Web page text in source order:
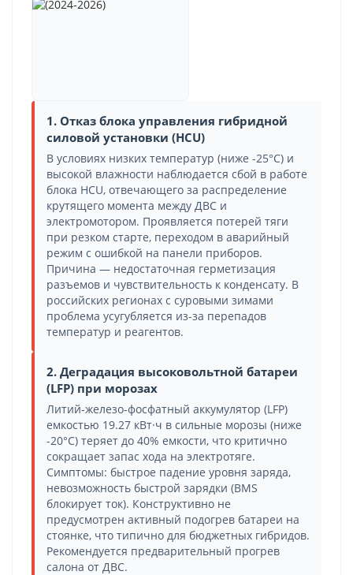
1. Отказ блока управления гибридной
силовой установки (HCU)
В условиях низких температур (ниже -25°C) и
высокой влажности наблюдается сбой в работе
блока HCU, отвечающего за распределение
крутящего момента между ДВС и
электромотором. Проявляется потерей тяги
при резком старте, переходом в аварийный
режим с ошибкой на панели приборов.
Причина — недостаточная герметизация
разъемов и чувствительность к конденсату. В
российских регионах с суровыми зимами
проблема усугубляется из-за перепадов
температур и реагентов.
2. Деградация высоковольтной батареи
(LFP) при морозах
Литий-железо-фосфатный аккумулятор (LFP)
емкостью 19.27 кВт·ч в сильные морозы (ниже
-20°C) теряет до 40% емкости, что критично
сокращает запас хода на электротяге.
Симптомы: быстрое падение уровня заряда,
невозможность быстрой зарядки (BMS
блокирует ток). Конструктивно не
предусмотрен активный подогрев батареи на
стоянке, что типично для бюджетных гибридов.
Рекомендуется предварительный прогрев
салона от ДВС.